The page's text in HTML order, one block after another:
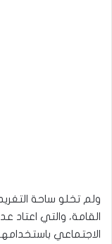
ولم تخلو ساحة
القامة، والتي
الاجتماعي